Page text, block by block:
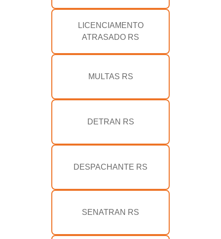
LICENCIAMENTO
ATRASADO RS
MULTAS RS
DETRAN RS
DESPACHANTE RS
SENATRAN RS